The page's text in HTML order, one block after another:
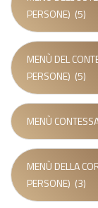
PERSONE) (5)
MENÙ DEL
PERSONE) (5)
MENÙ
MENÙ DELLA
PERSONE) (3)